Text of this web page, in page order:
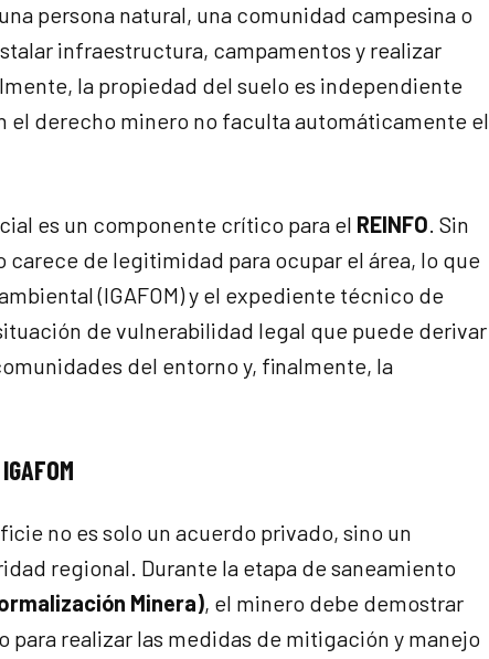
persona natural, una comunidad campesina o
infraestructura, campamentos y realizar
la propiedad del suelo es independiente
el derecho minero no faculta automáticamente el
es un componente crítico para el REINFO. Sin
de legitimidad para ocupar el área, lo que
(IGAFOM) y el expediente técnico de
de vulnerabilidad legal que puede derivar
del entorno y, finalmente, la
no es solo un acuerdo privado, sino un
regional. Durante la etapa de saneamiento
Minera), el minero debe demostrar
realizar las medidas de mitigación y manejo